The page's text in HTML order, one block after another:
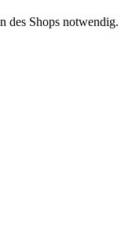
des Shops notwendig.